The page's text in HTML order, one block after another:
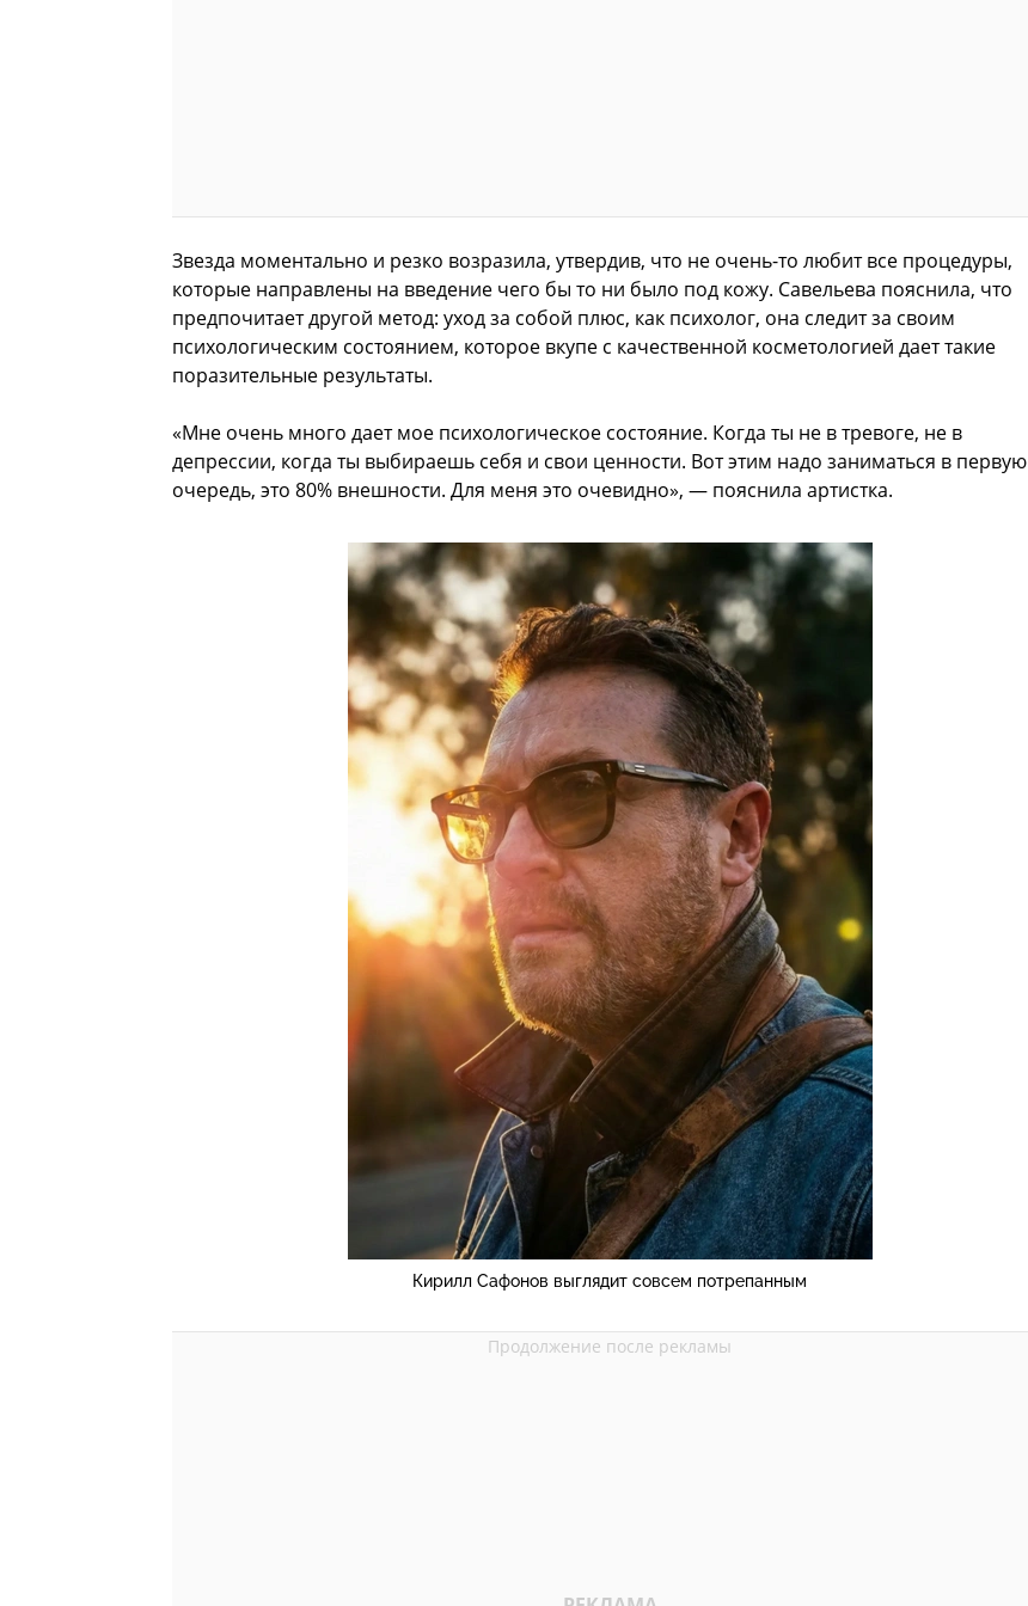
Звезда моментально и резко возразила, утвердив, что не очень-то любит все процедуры,
которые направлены на введение чего бы то ни было под кожу. Савельева пояснила, что
предпочитает другой метод: уход за собой плюс, как психолог, она следит за своим
психологическим состоянием, которое вкупе с качественной косметологией дает такие
поразительные результаты.
«Мне очень много дает мое психологическое состояние. Когда ты не в тревоге, не в
депрессии, когда ты выбираешь себя и свои ценности. Вот этим надо заниматься в первую
очередь, это 80% внешности. Для меня это очевидно», — пояснила артистка.
Кирилл Сафонов выглядит совсем потрепанным